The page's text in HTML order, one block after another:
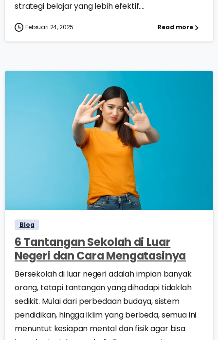
strategi belajar yang lebih efektif....
Februari 24, 2025 Read more
Blog
6 Tantangan Sekolah di Luar
Negeri dan Cara Mengatasinya
Bersekolah di luar negeri adalah impian banyak
orang, tetapi tantangan yang dihadapi tidaklah
sedikit. Mulai dari perbedaan budaya, sistem
pendidikan, hingga iklim yang berbeda, semua ini
menuntut kesiapan mental dan fisik agar bisa